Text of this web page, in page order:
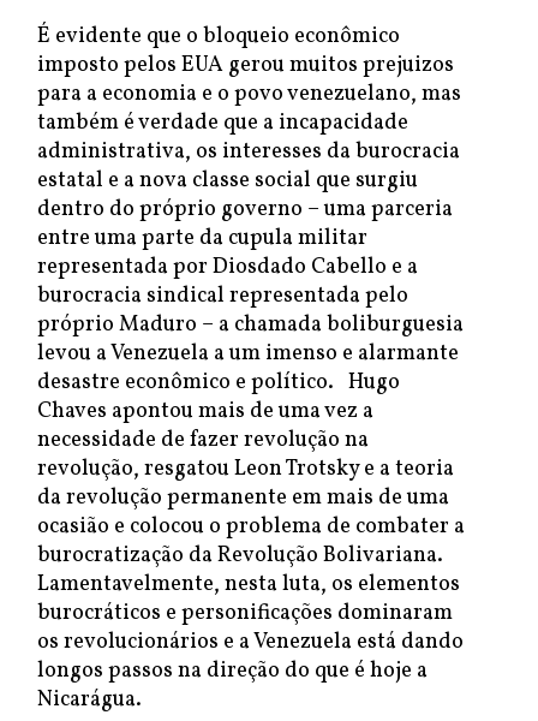
É evidente que o bloqueio econômico
imposto pelos EUA gerou muitos prejuizos
para a economia e o povo venezuelano, mas
também é verdade que a incapacidade
administrativa, os interesses da burocracia
estatal e a nova classe social que surgiu
dentro do próprio governo – uma parceria
entre uma parte da cupula militar
representada por Diosdado Cabello e a
burocracia sindical representada pelo
próprio Maduro – a chamada boliburguesia
levou a Venezuela a um imenso e alarmante
desastre econômico e político. Hugo
Chaves apontou mais de uma vez a
necessidade de fazer revolução na
revolução, resgatou Leon Trotsky e a teoria
da revolução permanente em mais de uma
ocasião e colocou o problema de combater a
burocratização da Revolução Bolivariana.
Lamentavelmente, nesta luta, os elementos
burocráticos e personificações dominaram
os revolucionários e a Venezuela está dando
longos passos na direção do que é hoje a
Nicarágua.